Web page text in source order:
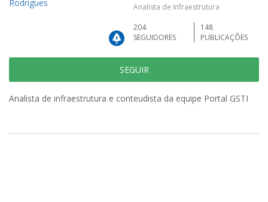
Analista de Infraestrutura
204
SEGUIDORES
148
PUBLICAÇÕES
SEGUIR
Analista de infraestrutura e conteudista da equipe Portal GSTI